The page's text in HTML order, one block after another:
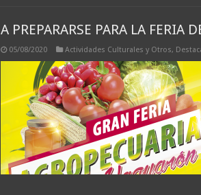
A PREPARARSE PARA LA FERIA
05/08/2020 Actividades Culturales y Otros,